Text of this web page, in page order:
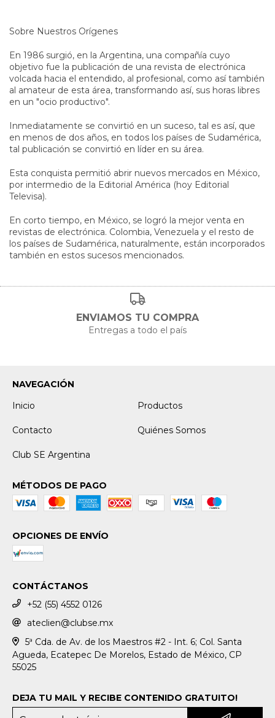
Sobre Nuestros Orígenes
En 1986 surgió, en la Argentina, una compañía cuyo
objetivo fue la publicación de una revista de electrónica
volcada hacia el entendido, al profesional, como así también
al amateur de esta área, transformando así, sus horas libres
en un "ocio productivo".
Inmediatamente se convirtió en un suceso, tal es así, que
en menos de dos años, en todos los países de Sudamérica,
tal publicación se convirtió en líder en su área.
Esta conquista permitió abrir nuevos mercados en México,
por intermedio de la Editorial América (hoy Editorial
Televisa).
En corto tiempo, en México, se logró la mejor venta en
revistas de electrónica. Colombia, Venezuela y el resto de
los países de Sudamérica, naturalmente, están incorporados
también en estos sucesos mencionados.
ENVIAMOS TU COMPRA
Entregas a todo el país
NAVEGACIÓN
Inicio
Productos
Contacto Quiénes Somos
Club SE Argentina
MÉTODOS DE PAGO
OPCIONES DE ENVÍO
CONTÁCTANOS
+52 (55) 4552 0126
ateclien@clubse.mx
5ª Cda. de Av. de los Maestros #2 - Int. 6; Col. Santa
Agueda, Ecatepec De Morelos, Estado de México, CP
55025
DEJA TU MAIL Y RECIBE CONTENIDO GRATUITO!